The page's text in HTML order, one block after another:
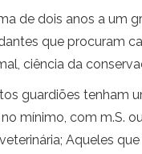
de dois anos a um
que procuram
ciência da
guardiões tenham
mínimo, com m.S.
Aqueles